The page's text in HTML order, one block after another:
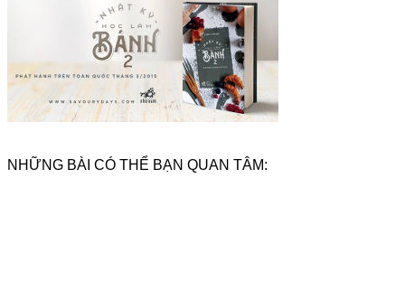
NHỮNG BÀI CÓ THỂ BẠN QUAN TÂM: